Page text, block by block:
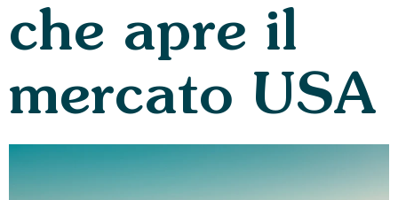
che apre il
mercato USA